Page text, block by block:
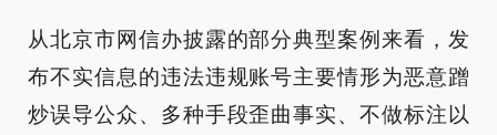
从北京市网信办披露的部分典型案例来看，发
布不实信息的违法违规账号主要情形为恶意蹭
炒误导公众、多种手段歪曲事实、不做标注以